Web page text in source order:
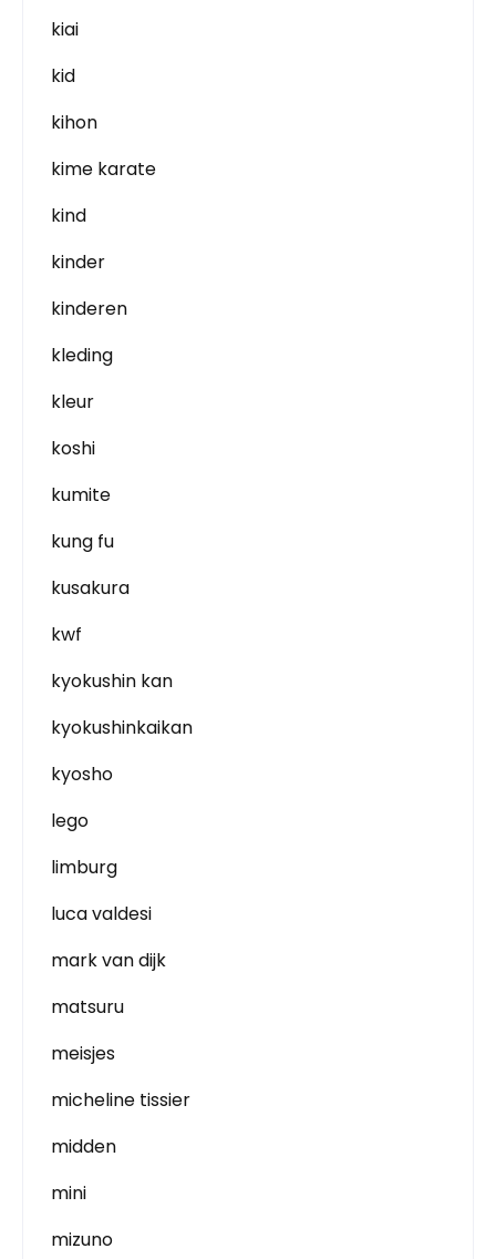
kiai
kid
kihon
kime karate
kind
kinder
kinderen
kleding
kleur
koshi
kumite
kung fu
kusakura
kwf
kyokushin kan
kyokushinkaikan
kyosho
lego
limburg
luca valdesi
mark van dijk
matsuru
meisjes
micheline tissier
midden
mini
mizuno